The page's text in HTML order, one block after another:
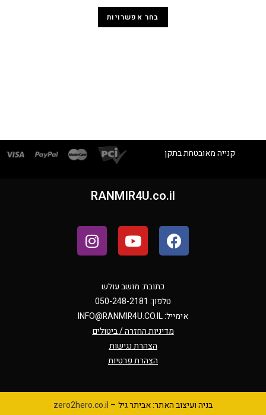
בחר אפשרויות
קנייה מאובטחת בתקן
RANMIR4U.co.il
כתובת: מושב עולש
טלפון: 050-248-2181
אימייל:INFO@RANMIR4U.CO.IL
מדיניות החזרה / ביטולים
הצהרת נגישות
הצהרת פרטיות
בניה ועיצוב האתר: אביתר גיל – zero2hero.co.il